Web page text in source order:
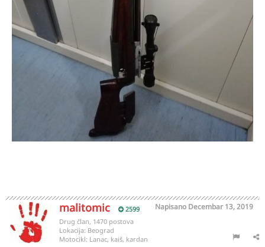
malitomic 2599 Napisano Decembar 13, 2019
Drug član, 1470 postova
Lokacija: Beograd
Motocikl: Lanac, kaiš, kardan